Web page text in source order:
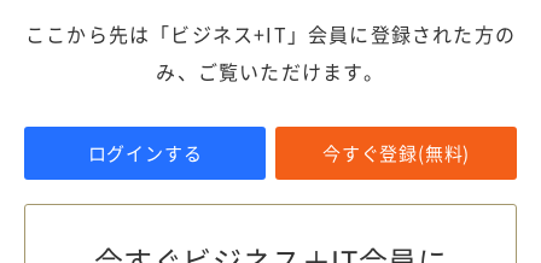
ここから先は「ビジネス+IT」会員に登録された方の
み、ご覧いただけます。
ログインする 今すぐ登録(無料)